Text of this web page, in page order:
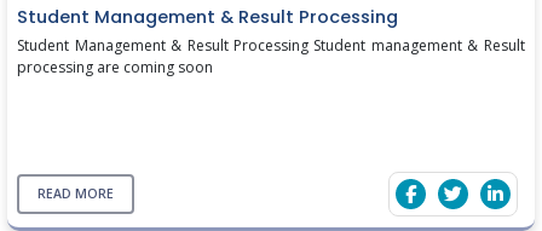
Student Management & Result Processing
Student Management & Result Processing Student management & Result
processing are coming soon
READ MORE